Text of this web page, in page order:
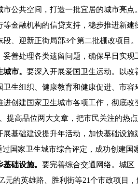
市公共空间，打造一批宜居的城市亮点
等金融机构的信贷支持，稳步推进新
段、迎新正街局部3个第二批棚改项目。
妥善处理各类遗留问题，确保早日实
市。 要深入开展爱国卫生运动。以改
卫生组织、健康教育和健康促进、市
进创建国家卫生城市各项工作，彻底改
提高品位两大文章， 把市民关注的热
展基础建设提升年活动，加快基础设
过国家卫生城市综合评定，成功创建国
础设施。 要完善综合交通网络。 城区
元的英雄路、胜利街等21个市政项目